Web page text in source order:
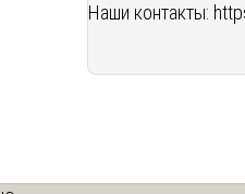
Наши контакты: